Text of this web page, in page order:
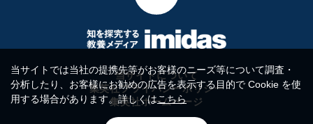
当サイトについて
集英社プライバシーポリシー
集英社ホームページ
当サイトでは当社の提携先等がお客様のニーズ等について調査・
分析したり、お客様にお勧めの広告を表示する目的で Cookie を使
用する場合があります。詳しくはこちら